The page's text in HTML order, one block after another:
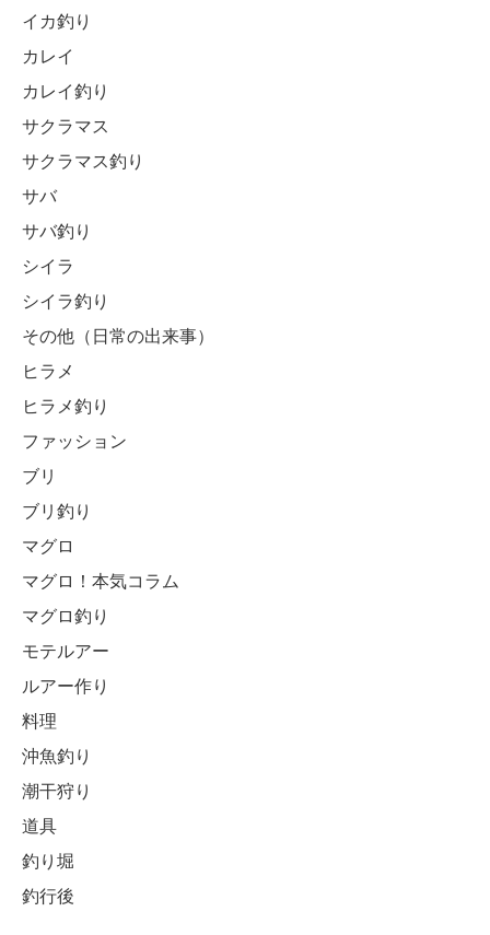
イカ釣り
カレイ
カレイ釣り
サクラマス
サクラマス釣り
サバ
サバ釣り
シイラ
シイラ釣り
その他（日常の出来事）
ヒラメ
ヒラメ釣り
ファッション
ブリ
ブリ釣り
マグロ
マグロ！本気コラム
マグロ釣り
モテルアー
ルアー作り
料理
沖魚釣り
潮干狩り
道具
釣り堀
釣行後